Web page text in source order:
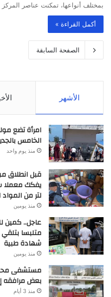
بمختلف أنواعها، تمكنت عناصر
أكمل القراءة »
الصفحة السابقة
الأشهر
امرأة تضع
الخامس
منذ يوم واحد
قبل انطلاق
لتر من
منذ يومين
عاجل.. كمين
شهادة طبية
منذ يومين
مستشفى
بعض مرافقه
منذ 3 أيام